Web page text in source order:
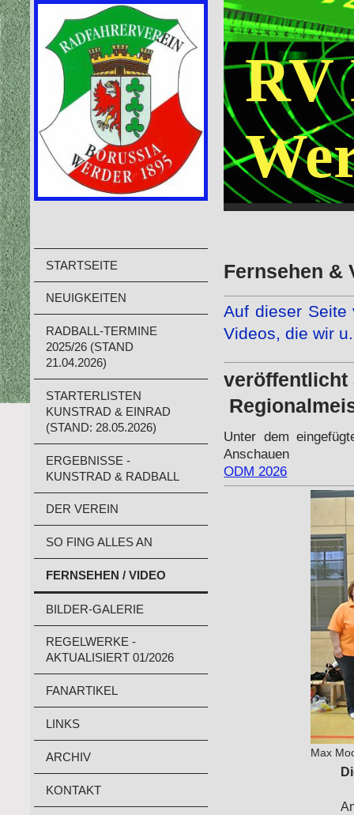
STARTSEITE
NEUIGKEITEN
RADBALL-TERMINE
2025/26 (STAND
21.04.2026)
STARTERLISTEN
KUNSTRAD & EINRAD
(STAND: 28.05.2026)
ERGEBNISSE -
KUNSTRAD & RADBALL
DER VEREIN
SO FING ALLES AN
FERNSEHEN / VIDEO
BILDER-GALERIE
REGELWERKE -
AKTUALISIERT 01/2026
FANARTIKEL
LINKS
ARCHIV
KONTAKT
RV
Fernsehen &
Auf dieser Seite
Videos, die wir
Unter dem
Anschauen
ODM 2026
Max